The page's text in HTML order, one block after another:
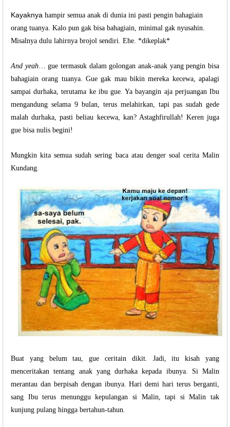
Kayaknya hampir semua anak di dunia ini pasti pengin bahagiain
orang tuanya. Kalo pun gak bisa bahagiain, minimal gak nyusahin.
Misalnya dulu lahirnya brojol sendiri. Ehe. *dikeplak*
And yeah… gue termasuk dalam golongan anak-anak yang pengin bisa
bahagiain orang tuanya. Gue gak mau bikin mereka kecewa, apalagi
sampai durhaka, terutama ke ibu gue. Ya bayangin aja perjuangan Ibu
mengandung selama 9 bulan, terus melahirkan, tapi pas sudah gede
malah durhaka, pasti beliau kecewa, kan? Astaghfirullah! Keren juga
gue bisa nulis begini!
Mungkin kita semua sudah sering baca atau denger soal cerita Malin
Kundang.
Buat yang belum tau, gue ceritain dikit. Jadi, itu kisah yang
menceritakan tentang anak yang durhaka kepada ibunya. Si Malin
merantau dan berpisah dengan ibunya. Hari demi hari terus berganti,
sang Ibu terus menunggu kepulangan si Malin, tapi si Malin tak
kunjung pulang hingga bertahun-tahun.